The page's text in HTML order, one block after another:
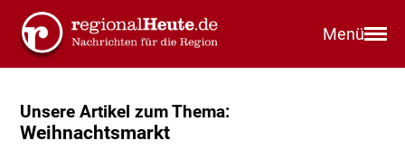
Menü
Unsere Artikel zum Thema:
Weihnachtsmarkt